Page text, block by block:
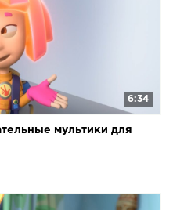
6:34
мультики для